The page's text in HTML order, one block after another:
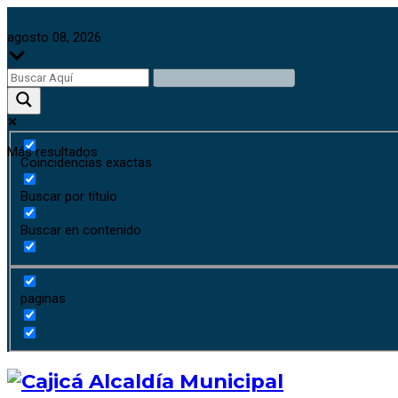
agosto 08, 2026
Más resultados
Coincidencias exactas
Buscar por título
Buscar en contenido
paginas